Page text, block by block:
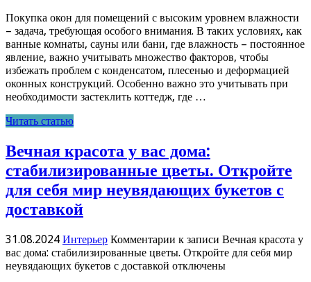
Покупка окон для помещений с высоким уровнем влажности
– задача, требующая особого внимания. В таких условиях, как
ванные комнаты, сауны или бани, где влажность – постоянное
явление, важно учитывать множество факторов, чтобы
избежать проблем с конденсатом, плесенью и деформацией
оконных конструкций. Особенно важно это учитывать при
необходимости застеклить коттедж, где …
Читать статью
Вечная красота у вас дома:
стабилизированные цветы. Откройте
для себя мир неувядающих букетов с
доставкой
31.08.2024 Интерьер Комментарии к записи Вечная красота у
вас дома: стабилизированные цветы. Откройте для себя мир
неувядающих букетов с доставкой отключены